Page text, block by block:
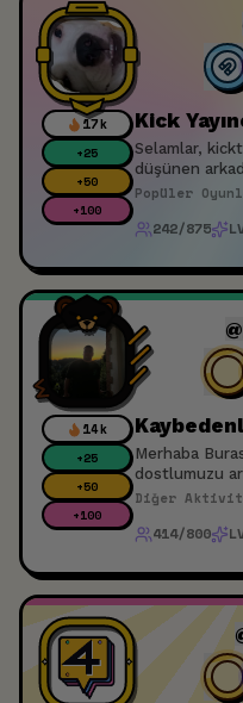
17k
+25
+50
+100
Kick
Selamlar,
düşünen
Katılım için
Popüler
242/875
14k
+25
+50
+100
Merhaba
dostlumuzu
edicez
Diğer
414/800